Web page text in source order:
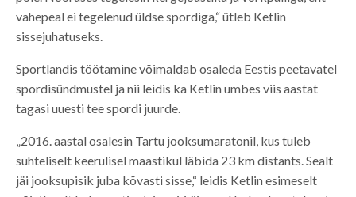
vahepeal ei tegelenud üldse spordiga,“ ütleb Ketlin
sissejuhatuseks.
Sportlandis töötamine võimaldab osaleda Eestis peetavatel
spordisündmustel ja nii leidis ka Ketlin umbes viis aastat
tagasi uuesti tee spordi juurde.
„2016. aastal osalesin Tartu jooksumaratonil, kus tuleb
suhteliselt keerulisel maastikul läbida 23 km distants. Sealt
jäi jooksupisik juba kõvasti sisse,“ leidis Ketlin esimeselt